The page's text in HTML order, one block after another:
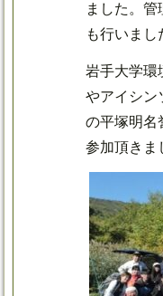
ました。
も行いまし
岩手大学環
やアイシン
の平塚明名
参加頂きま